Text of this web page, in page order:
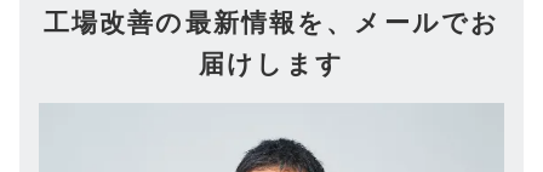
工場改善の最新情報を、メールでお
届けします